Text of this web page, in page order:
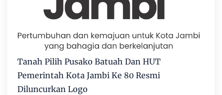
Tanah Pilih Pusako Batuah Dan HUT
Pemerintah Kota Jambi Ke 80 Resmi
Diluncurkan Logo